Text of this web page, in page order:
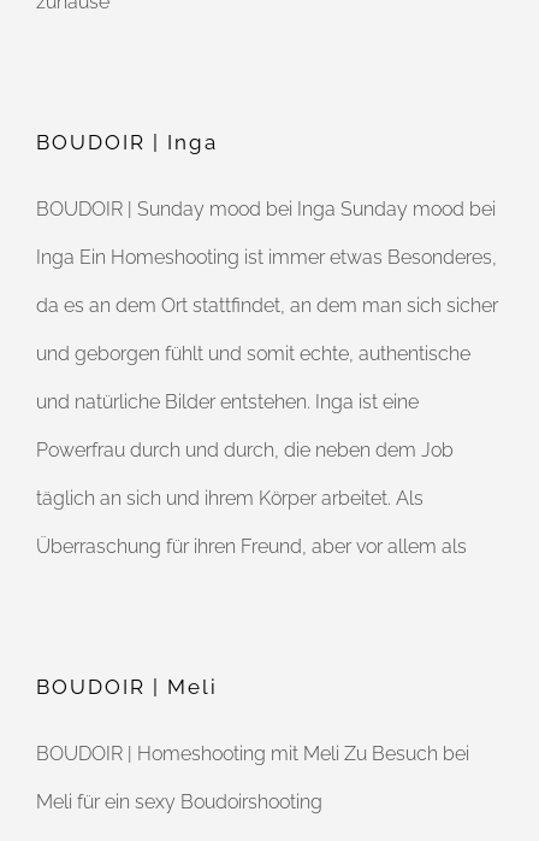
BOUDOIR | Inga
BOUDOIR | Sunday mood bei Inga Sunday mood bei
Inga Ein Homeshooting ist immer etwas Besonderes,
da es an dem Ort stattfindet, an dem man sich sicher
und geborgen fühlt und somit echte, authentische
und natürliche Bilder entstehen. Inga ist eine
Powerfrau durch und durch, die neben dem Job
täglich an sich und ihrem Körper arbeitet. Als
Überraschung für ihren Freund, aber vor allem als
BOUDOIR | Meli
BOUDOIR | Homeshooting mit Meli Zu Besuch bei
Meli für ein sexy Boudoirshooting